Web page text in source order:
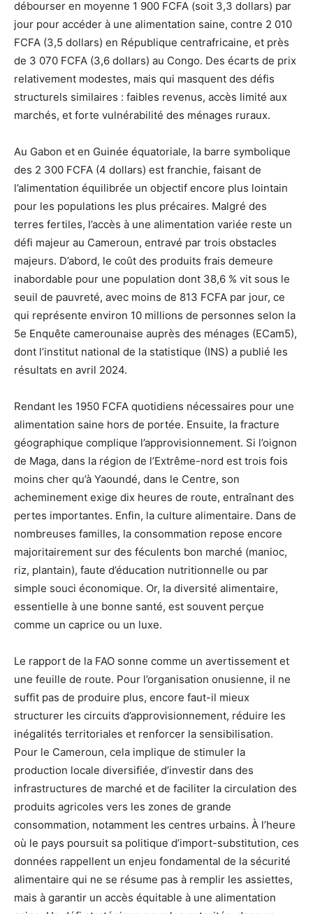
débourser en moyenne 1 900 FCFA (soit 3,3 dollars) par
jour pour accéder à une alimentation saine, contre 2 010
FCFA (3,5 dollars) en République centrafricaine, et près
de 3 070 FCFA (3,6 dollars) au Congo. Des écarts de prix
relativement modestes, mais qui masquent des défis
structurels similaires : faibles revenus, accès limité aux
marchés, et forte vulnérabilité des ménages ruraux.
Au Gabon et en Guinée équatoriale, la barre symbolique
des 2 300 FCFA (4 dollars) est franchie, faisant de
l’alimentation équilibrée un objectif encore plus lointain
pour les populations les plus précaires. Malgré des
terres fertiles, l’accès à une alimentation variée reste un
défi majeur au Cameroun, entravé par trois obstacles
majeurs. D’abord, le coût des produits frais demeure
inabordable pour une population dont 38,6 % vit sous le
seuil de pauvreté, avec moins de 813 FCFA par jour, ce
qui représente environ 10 millions de personnes selon la
5e Enquête camerounaise auprès des ménages (ECam5),
dont l’institut national de la statistique (INS) a publié les
résultats en avril 2024.
Rendant les 1950 FCFA quotidiens nécessaires pour une
alimentation saine hors de portée. Ensuite, la fracture
géographique complique l’approvisionnement. Si l’oignon
de Maga, dans la région de l’Extrême-nord est trois fois
moins cher qu’à Yaoundé, dans le Centre, son
acheminement exige dix heures de route, entraînant des
pertes importantes. Enfin, la culture alimentaire. Dans de
nombreuses familles, la consommation repose encore
majoritairement sur des féculents bon marché (manioc,
riz, plantain), faute d’éducation nutritionnelle ou par
simple souci économique. Or, la diversité alimentaire,
essentielle à une bonne santé, est souvent perçue
comme un caprice ou un luxe.
Le rapport de la FAO sonne comme un avertissement et
une feuille de route. Pour l’organisation onusienne, il ne
suffit pas de produire plus, encore faut-il mieux
structurer les circuits d’approvisionnement, réduire les
inégalités territoriales et renforcer la sensibilisation.
Pour le Cameroun, cela implique de stimuler la
production locale diversifiée, d’investir dans des
infrastructures de marché et de faciliter la circulation des
produits agricoles vers les zones de grande
consommation, notamment les centres urbains. À l’heure
où le pays poursuit sa politique d’import-substitution, ces
données rappellent un enjeu fondamental de la sécurité
alimentaire qui ne se résume pas à remplir les assiettes,
mais à garantir un accès équitable à une alimentation